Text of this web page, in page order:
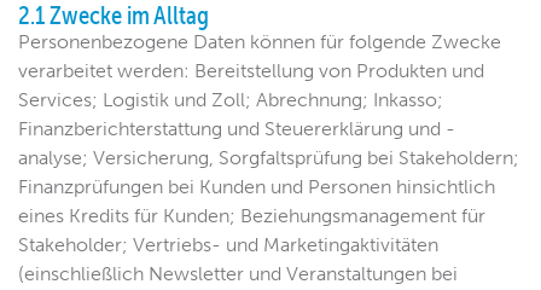
2.1 Zwecke im Alltag
Personenbezogene Daten können für folgende Zwecke
verarbeitet werden: Bereitstellung von Produkten und
Services; Logistik und Zoll; Abrechnung; Inkasso;
Finanzberichterstattung und Steuererklärung und -
analyse; Versicherung, Sorgfaltsprüfung bei Stakeholdern;
Finanzprüfungen bei Kunden und Personen hinsichtlich
eines Kredits für Kunden; Beziehungsmanagement für
Stakeholder; Vertriebs- und Marketingaktivitäten
(einschließlich Newsletter und Veranstaltungen bei